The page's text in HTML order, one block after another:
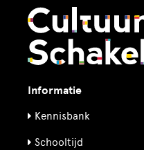
Informatie
Kennisbank
Schooltijd